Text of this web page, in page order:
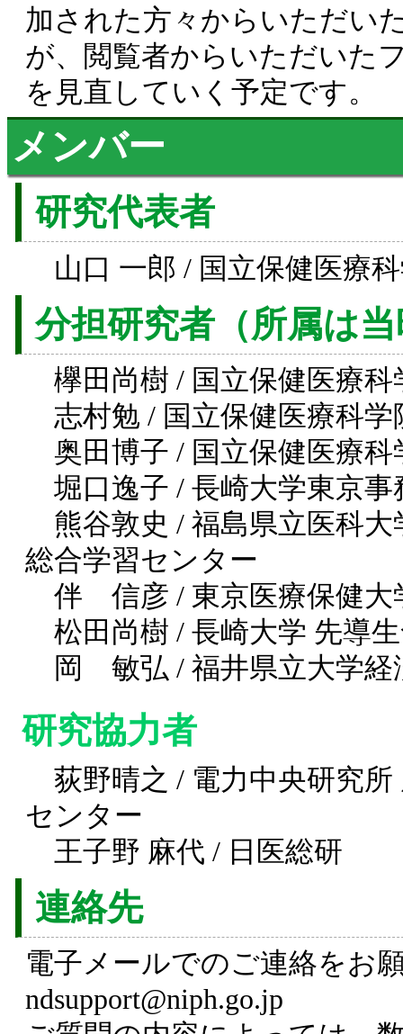
加された方々からいただい
が、閲覧者からいただいた
を見直していく予定です。
メンバー
研究代表者
山口 一郎 / 国立保健医療
分担研究者（所属は
欅田尚樹 / 国立保健医療科
志村勉 / 国立保健医療科学
奥田博子 / 国立保健医療科
堀口逸子 / 長崎大学東京事
熊谷敦史 / 福島県立医科大
総合学習センター
伴 信彦 / 東京医療保健大
松田尚樹 / 長崎大学 先導
岡 敏弘 / 福井県立大学経
研究協力者
荻野晴之 / 電力中央研究所
センター
王子野 麻代 / 日医総研
連絡先
電子メールでのご連絡をお
ndsupport@niph.go.jp